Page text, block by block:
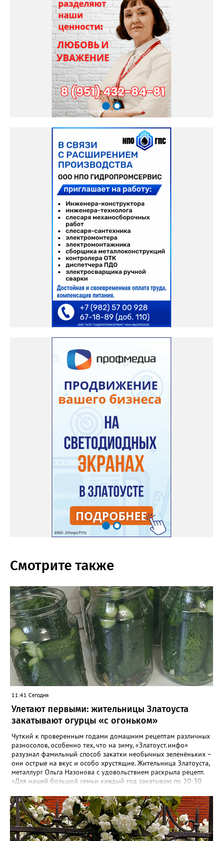
Смотрите также
11:41 Сегодня
Улетают первыми: жительницы Златоуста
закатывают огурцы «с огоньком»
Чуткий к проверенным годами домашним рецептам различных
разносолов, особенно тех, что на зиму, «Златоуст.инфо»
разузнал фамильный способ закатки необычных зеленёньких –
они острые на вкус и особо хрустящие. Жительница Златоуста,
металлург Ольга Назонова с удовольствием раскрыла рецепт.
«Для нашей большой семьи каждый год закатываю по 20-30
улетают со стола первыми, а гости неизменно просят рецепт, -
отметила Ольга. – Несмотря на это неласковое лето, парники
уже полны огурцов. Запаситесь любым недорогим острым
кетчупом и попробуйте наш семейный рецепт. Дети называют
его «Бомбяо». Первое, советует Ольга, - замачиваем огурцы в